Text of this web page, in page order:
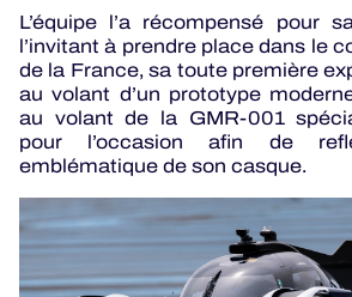
L’équipe l’a récompensé pour
l’invitant à prendre place dans le
de la France, sa toute première
au volant d’un prototype
au volant de la GMR-001
pour l’occasion afin de
emblématique de son casque.